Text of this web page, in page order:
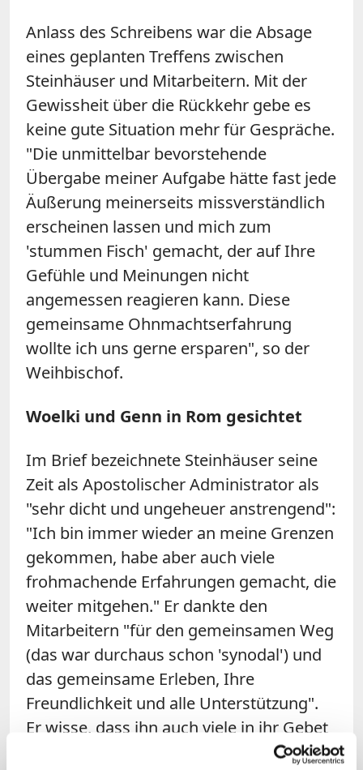
Anlass des Schreibens war die Absage
eines geplanten Treffens zwischen
Steinhäuser und Mitarbeitern. Mit der
Gewissheit über die Rückkehr gebe es
keine gute Situation mehr für Gespräche.
"Die unmittelbar bevorstehende
Übergabe meiner Aufgabe hätte fast jede
Äußerung meinerseits missverständlich
erscheinen lassen und mich zum
'stummen Fisch' gemacht, der auf Ihre
Gefühle und Meinungen nicht
angemessen reagieren kann. Diese
gemeinsame Ohnmachtserfahrung
wollte ich uns gerne ersparen", so der
Weihbischof.
Woelki und Genn in Rom gesichtet
Im Brief bezeichnete Steinhäuser seine
Zeit als Apostolischer Administrator als
"sehr dicht und ungeheuer anstrengend":
"Ich bin immer wieder an meine Grenzen
gekommen, habe aber auch viele
frohmachende Erfahrungen gemacht, die
weiter mitgehen." Er dankte den
Mitarbeitern "für den gemeinsamen Weg
(das war durchaus schon 'synodal') und
das gemeinsame Erleben, Ihre
Freundlichkeit und alle Unterstützung".
Er wisse, dass ihn auch viele in ihr Gebet
hineingenommen haben. Dafür zeigte er